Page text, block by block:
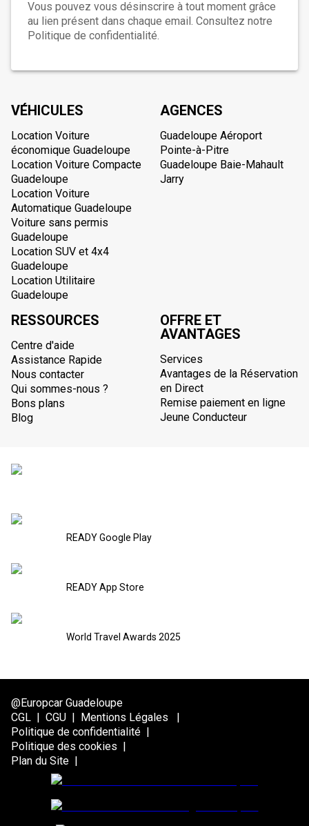
Vous pouvez vous désinscrire à tout moment grâce
au lien présent dans chaque email. Consultez notre
Politique de confidentialité.
VÉHICULES
Location Voiture
économique Guadeloupe
Location Voiture Compacte
Guadeloupe
Location Voiture
Automatique Guadeloupe
Voiture sans permis
Guadeloupe
Location SUV et 4x4
Guadeloupe
Location Utilitaire
Guadeloupe
AGENCES
Guadeloupe Aéroport
Pointe-à-Pitre
Guadeloupe Baie-Mahault
Jarry
RESSOURCES
Centre d'aide
Assistance Rapide
Nous contacter
Qui sommes-nous ?
Bons plans
Blog
OFFRE ET
AVANTAGES
Services
Avantages de la Réservation
en Direct
Remise paiement en ligne
Jeune Conducteur
READY Google Play
READY App Store
World Travel Awards 2025
@Europcar Guadeloupe
CGL | CGU | Mentions Légales
|
Politique de confidentialité |
Politique des cookies |
Plan du Site |